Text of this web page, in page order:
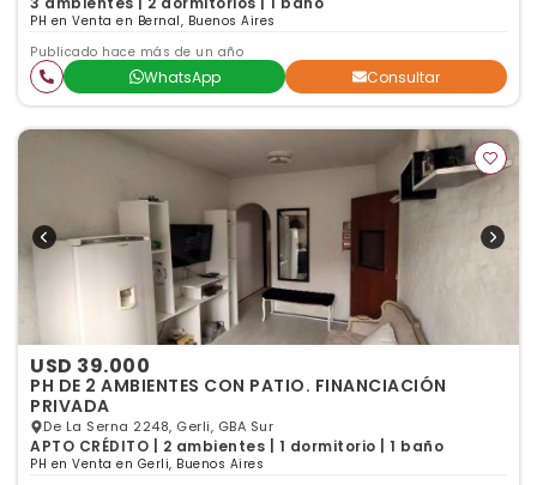
PH en Venta en Bernal, Buenos Aires
Publicado hace más de un año
WhatsApp Consultar
USD 39.000
PH DE 2 AMBIENTES CON PATIO. FINANCIACIÓN
PRIVADA
De La Serna 2248, Gerli, GBA Sur
APTO CRÉDITO | 2 ambientes | 1 dormitorio | 1 baño
PH en Venta en Gerli, Buenos Aires